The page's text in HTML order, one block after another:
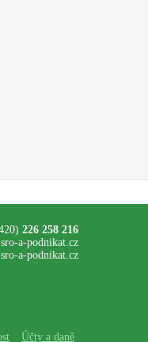
226 258 216
a-podnikat.cz
a-podnikat.cz
Účty a daně